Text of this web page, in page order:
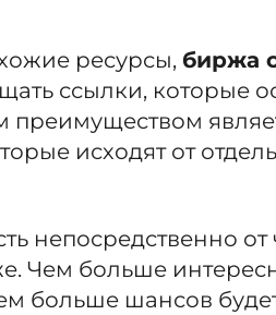
ресурсы, биржа
ссылки, которые
исходят от
непосредственно от
Чем больше
больше шансов